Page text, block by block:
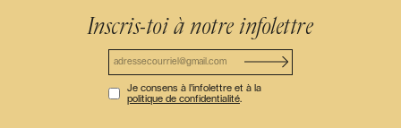
Inscris-toi à notre infolettre
Je consens à l’infolettre et à la
politique de confidentialité.